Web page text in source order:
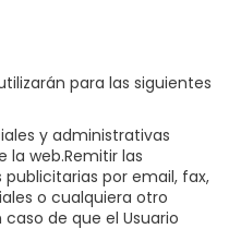
para las siguientes
y administrativas
la web.Remitir las
por email, fax,
o cualquiera otro
de que el Usuario